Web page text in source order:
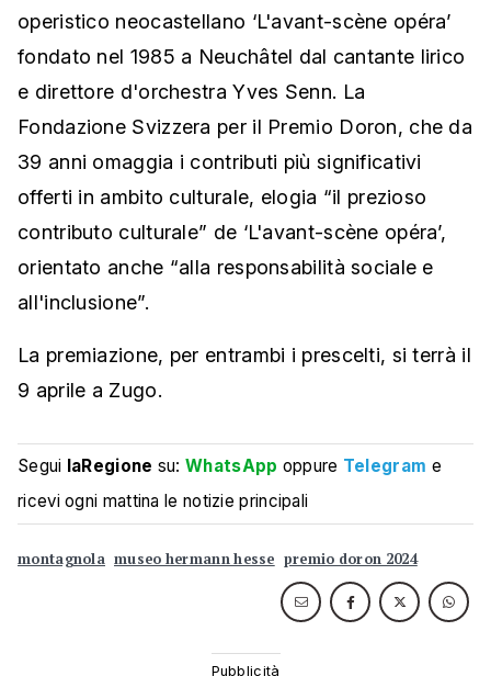
operistico neocastellano ‘L'avant-scène opéra’
fondato nel 1985 a Neuchâtel dal cantante lirico
e direttore d'orchestra Yves Senn. La
Fondazione Svizzera per il Premio Doron, che da
39 anni omaggia i contributi più significativi
offerti in ambito culturale, elogia “il prezioso
contributo culturale” de ‘L'avant-scène opéra’,
orientato anche “alla responsabilità sociale e
all'inclusione”.
La premiazione, per entrambi i prescelti, si terrà il
9 aprile a Zugo.
Segui laRegione su:WhatsApp oppure Telegram e
ricevi ogni mattina le notizie principali
montagnola museo hermann hesse premio doron 2024